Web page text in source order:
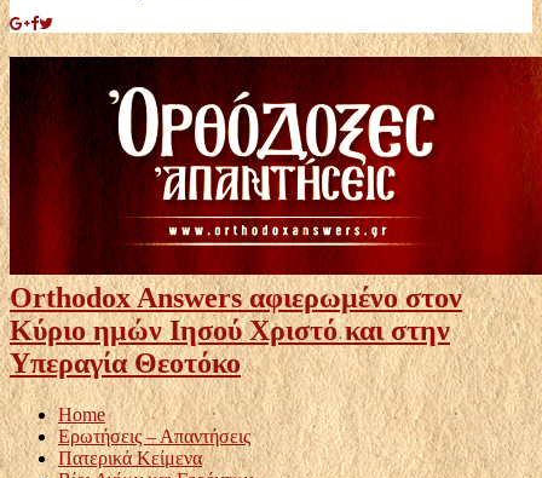
Orthodox Answers αφιερωμένο στον
Κύριο ημών Ιησού Χριστό και στην
Υπεραγία Θεοτόκο
Home
Ερωτήσεις – Απαντήσεις
Πατερικά Κείμενα